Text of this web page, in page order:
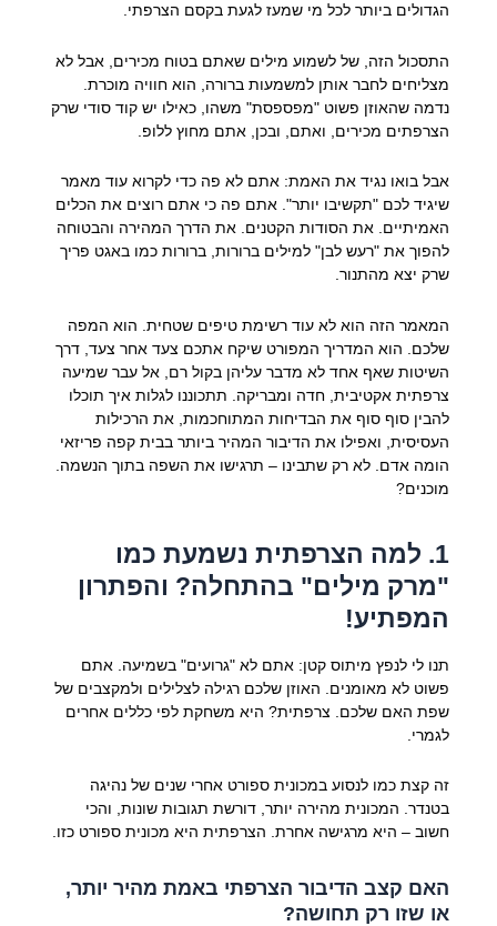
הגדולים ביותר לכל מי שמעז לגעת בקסם הצרפתי.
התסכול הזה, של לשמוע מילים שאתם בטוח מכירים, אבל לא
מצליחים לחבר אותן למשמעות ברורה, הוא חוויה מוכרת.
נדמה שהאוזן פשוט "מפספסת" משהו, כאילו יש קוד סודי שרק
הצרפתים מכירים, ואתם, ובכן, אתם מחוץ ללופ.
אבל בואו נגיד את האמת: אתם לא פה כדי לקרוא עוד מאמר
שיגיד לכם "תקשיבו יותר". אתם פה כי אתם רוצים את הכלים
האמיתיים. את הסודות הקטנים. את הדרך המהירה והבטוחה
להפוך את "רעש לבן" למילים ברורות, ברורות כמו באגט פריך
שרק יצא מהתנור.
המאמר הזה הוא לא עוד רשימת טיפים שטחית. הוא המפה
שלכם. הוא המדריך המפורט שיקח אתכם צעד אחר צעד, דרך
השיטות שאף אחד לא מדבר עליהן בקול רם, אל עבר שמיעה
צרפתית אקטיבית, חדה ומבריקה. תתכוננו לגלות איך תוכלו
להבין סוף סוף את הבדיחות המתוחכמות, את הרכילות
העסיסית, ואפילו את הדיבור המהיר ביותר בבית קפה פריזאי
הומה אדם. לא רק שתבינו – תרגישו את השפה בתוך הנשמה.
מוכנים?
1. למה הצרפתית נשמעת כמו
"מרק מילים" בהתחלה? והפתרון
המפתיע!
תנו לי לנפץ מיתוס קטן: אתם לא "גרועים" בשמיעה. אתם
פשוט לא מאומנים. האוזן שלכם רגילה לצלילים ולמקצבים של
שפת האם שלכם. צרפתית? היא משחקת לפי כללים אחרים
לגמרי.
זה קצת כמו לנסוע במכונית ספורט אחרי שנים של נהיגה
בטנדר. המכונית מהירה יותר, דורשת תגובות שונות, והכי
חשוב – היא מרגישה אחרת. הצרפתית היא מכונית ספורט כזו.
האם קצב הדיבור הצרפתי באמת מהיר יותר,
או שזו רק תחושה?